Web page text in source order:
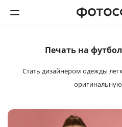
Печать фотоПечать на
Стать дизайнером одежды